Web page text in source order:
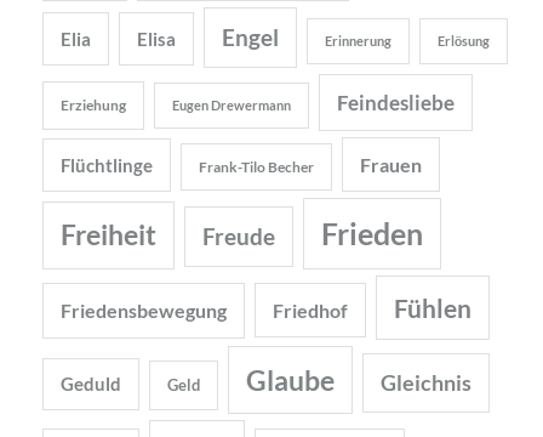
Elia Elisa Engel Erinnerung Erlösung
Erziehung Eugen Drewermann Feindesliebe
Flüchtlinge Frank-Tilo Becher Frauen
Freiheit Freude Frieden
Friedensbewegung Friedhof Fühlen
Geduld Geld Glaube Gleichnis